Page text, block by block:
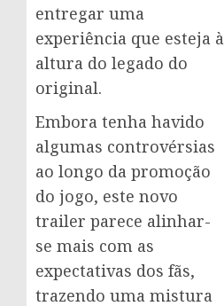
entregar uma
experiência que esteja à
altura do legado do
original.
Embora tenha havido
algumas controvérsias
ao longo da promoção
do jogo, este novo
trailer parece alinhar-
se mais com as
expectativas dos fãs,
trazendo uma mistura